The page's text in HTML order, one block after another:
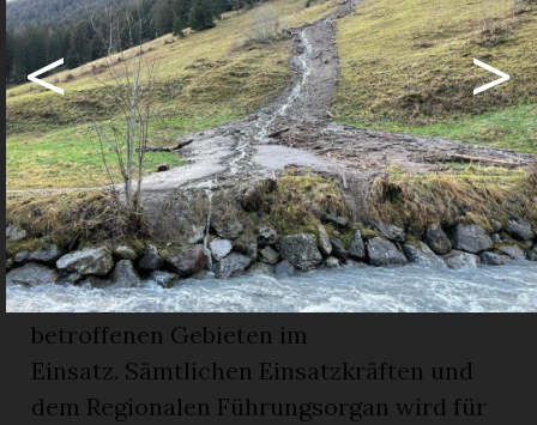
befahrbar.
Die Feuerwehr wurde ab 8 Uhr
aufgeboten und stehe immer noch im
Einsatz. Ebenso wurde der Zivilschutz
und das Regionale Führungsorgan (RFO)
ab 21.30 Uhr in den Einsatz berufen.
Sämtliche Einsatzkräfte würden laufend
die Lage beurteilen und stünden in den
betroffenen Gebieten im
Einsatz. Sämtlichen Einsatzkräften und
dem Regionalen Führungsorgan wird für
< >